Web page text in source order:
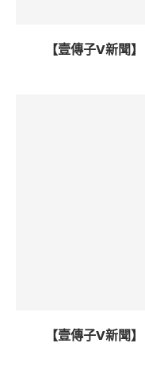
【壹傳子V新聞
【壹傳子V新聞